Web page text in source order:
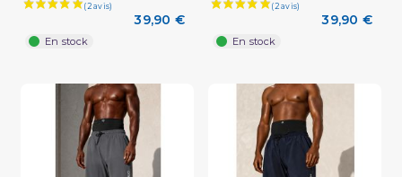
39,90 €
En stock
39,90 €
En stock